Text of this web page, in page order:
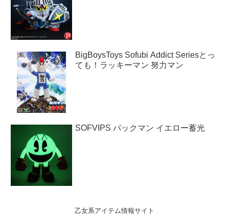
BigBoysToys Sofubi Addict Seriesとっ
ても！ラッキーマン 努力マン
SOFVIPS パックマン イエロー蓄光
乙女系アイテム情報サイト